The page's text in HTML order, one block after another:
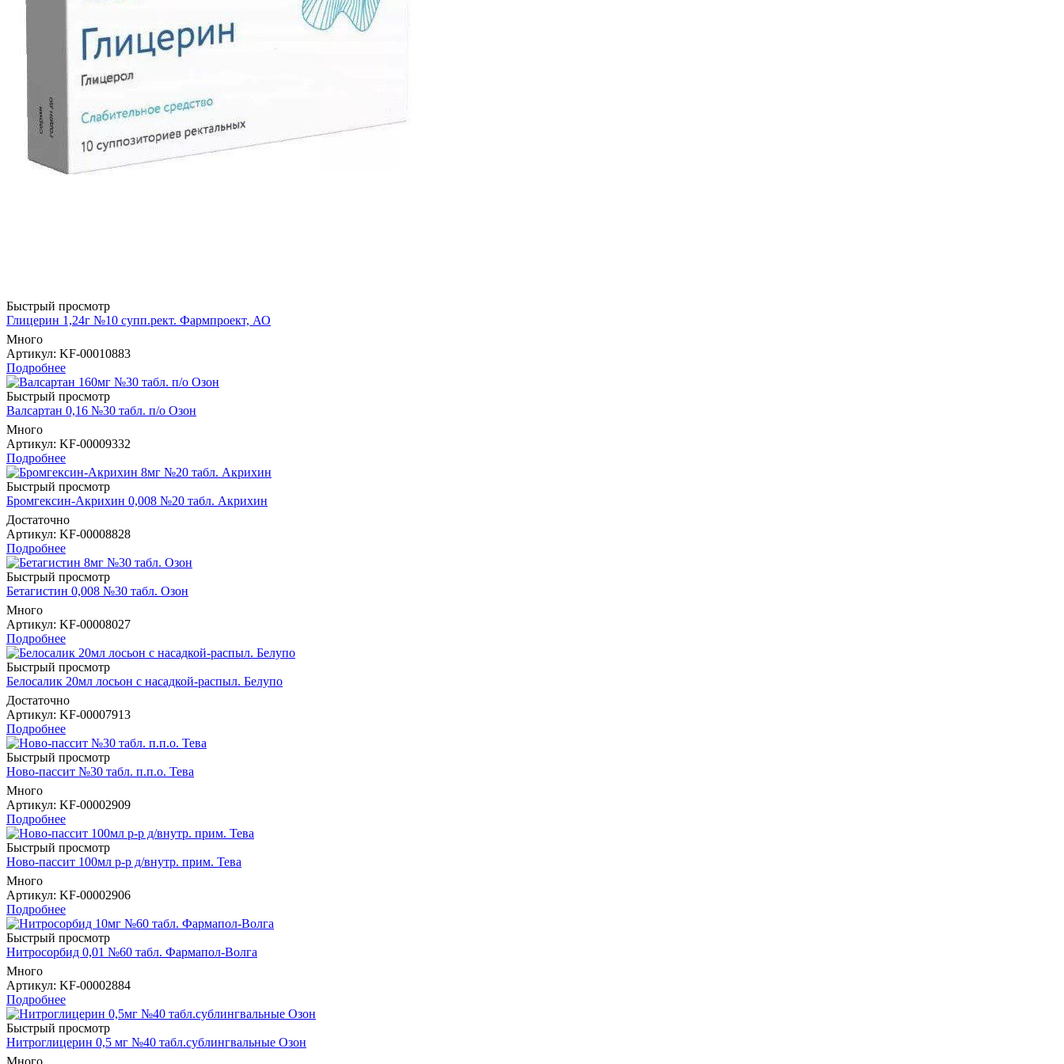
Быстрый просмотр
Глицерин 1,24г №10 супп.рект. Фармпроект, АО
Много
Артикул: KF-00010883
Подробнее
Быстрый просмотр
Валсартан 0,16 №30 табл. п/о Озон
Много
Артикул: KF-00009332
Подробнее
Быстрый просмотр
Бромгексин-Акрихин 0,008 №20 табл. Акрихин
Достаточно
Артикул: KF-00008828
Подробнее
Быстрый просмотр
Бетагистин 0,008 №30 табл. Озон
Много
Артикул: KF-00008027
Подробнее
Быстрый просмотр
Белосалик 20мл лосьон с насадкой-распыл. Белупо
Достаточно
Артикул: KF-00007913
Подробнее
Быстрый просмотр
Ново-пассит №30 табл. п.п.о. Тева
Много
Артикул: KF-00002909
Подробнее
Быстрый просмотр
Ново-пассит 100мл р-р д/внутр. прим. Тева
Много
Артикул: KF-00002906
Подробнее
Быстрый просмотр
Нитросорбид 0,01 №60 табл. Фармапол-Волга
Много
Артикул: KF-00002884
Подробнее
Быстрый просмотр
Нитроглицерин 0,5 мг №40 табл.сублингвальные Озон